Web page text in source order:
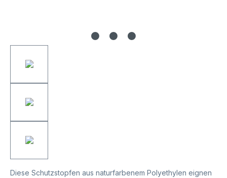
Diese Schutzstopfen aus naturfarbenem Polyethylen eignen